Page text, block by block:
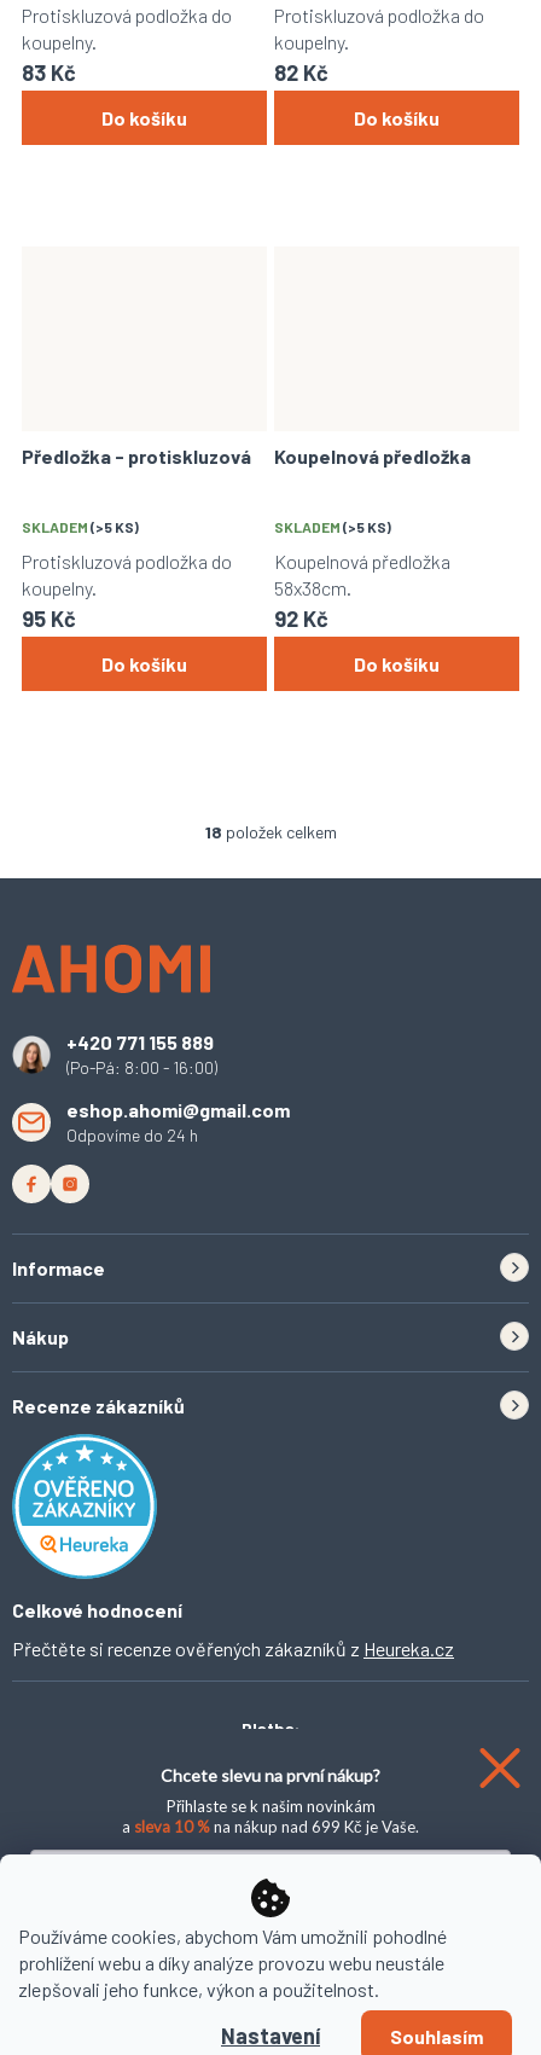
Používáme cookies, abychom Vám umožnili pohodlné
prohlížení webu a díky analýze provozu webu neustále
zlepšovali jeho funkce, výkon a použitelnost.
Nastavení Souhlasím
83 Kč
Do košíku
Protiskluzová podložka do
koupelny.
82 Kč
Do košíku
Protiskluzová podložka do
koupelny.
Předložka - protiskluzová
SKLADEM (>5 KS)
95 Kč
Do košíku
Protiskluzová podložka do
koupelny.
Koupelnová předložka
SKLADEM (>5 KS)
92 Kč
Do košíku
Koupelnová předložka
58x38cm.
O
l
y
s
18 položek celkem
+420 771 155 889
(Po-Pá: 8:00 - 16:00)
eshop.ahomi@gmail.com
Odpovíme do 24 h
Informace
Tipy do kuchyně
Inspirace a trendy
Domácí vychytávky
O Ahomi
Nákup
Obchodní podmínky
Ochrana osobních údajů
Recenze zákazníků
Celkové hodnocení
Přečtěte si recenze ověřených zákazníků z Heureka.cz
Platba:
Doprava:
Vytvořil Shoptet
Copyright 2026AHOMI. Všechna práva vyhrazena.
Chcete slevu na první nákup?
Přihlaste se k našim novinkám
a sleva 10 %na nákup nad 699 Kč je Vaše.
Chci novinky a slevu
Zásady zpracování osobních údajů